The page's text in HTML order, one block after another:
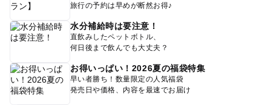
旅行の予約は早めが断然お得♪
水分補給時は要注意！
直飲みしたペットボトル、
何日後まで飲んでも大丈夫？
お得いっぱい！2026夏の福袋特集
早い者勝ち！数量限定の人気福袋
発売日や価格、内容を最速でお届け